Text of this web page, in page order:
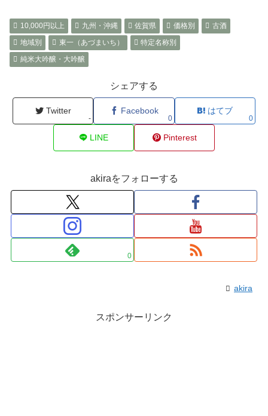
10,000円以上 九州・沖縄 佐賀県 価格別
古酒
地域別
東一（あづまいち）
特定名称別
純米大吟醸・大吟醸
シェアする
Twitter
-
Facebook
0
はてブ
0
LINE Pinterest
akiraをフォローする
0
akira
スポンサーリンク